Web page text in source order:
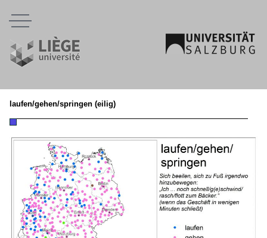
laufen/gehen/springen (eilig)